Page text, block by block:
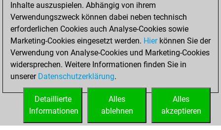
You created
your Studies account
Studies
Sonntag,
März 7, 2021
You created
your Fritz account
Inhalte auszuspielen. Abhängig von ihrem
Verwendungszweck können dabei neben technisch
erforderlichen Cookies auch Analyse-Cookies sowie
Marketing-Cookies eingesetzt werden. Hierkönnen Sie der
Verwendung von Analyse-Cookies und Marketing-Cookies
widersprechen. Weitere Informationen finden Sie in
unserer Datenschutzerklärung.
Alles
akzeptieren
Alles
ablehnen
Detaillierte
Informationen